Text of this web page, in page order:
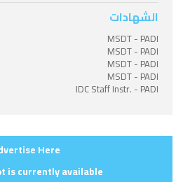
الشهادات
MSDT - PADI
MSDT - PADI
MSDT - PADI
MSDT - PADI
IDC Staff Instr. - PADI
Here
is currently available